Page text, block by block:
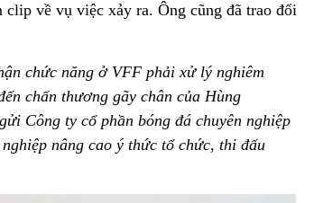
về vụ việc xảy ra. Ông cũng đã trao đổi
chức năng ở VFF phải xử lý nghiêm
chấn thương gãy chân của Hùng
Công ty cổ phần bóng đá chuyên nghiệp
nâng cao ý thức tổ chức, thi đấu